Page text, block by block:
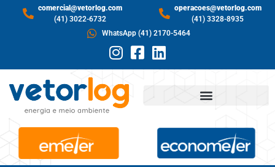
comercial@vetorlog.com
(41) 3022-6732
operacoes@vetorlog.com
(41) 3328-8935
WhatsApp (41) 2170-5464